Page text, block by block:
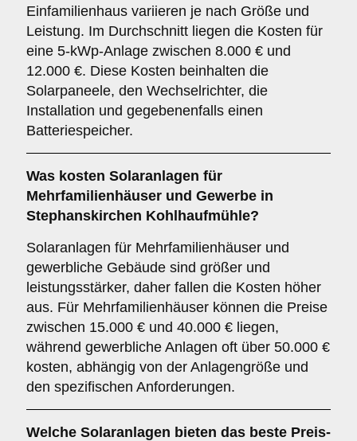
Einfamilienhaus variieren je nach Größe und
Leistung. Im Durchschnitt liegen die Kosten für
eine 5-kWp-Anlage zwischen 8.000 € und
12.000 €. Diese Kosten beinhalten die
Solarpaneele, den Wechselrichter, die
Installation und gegebenenfalls einen
Batteriespeicher.
Was kosten Solaranlagen für
Mehrfamilienhäuser und Gewerbe in
Stephanskirchen Kohlhaufmühle?
Solaranlagen für Mehrfamilienhäuser und
gewerbliche Gebäude sind größer und
leistungsstärker, daher fallen die Kosten höher
aus. Für Mehrfamilienhäuser können die Preise
zwischen 15.000 € und 40.000 € liegen,
während gewerbliche Anlagen oft über 50.000 €
kosten, abhängig von der Anlagengröße und
den spezifischen Anforderungen.
Welche Solaranlagen bieten das beste Preis-